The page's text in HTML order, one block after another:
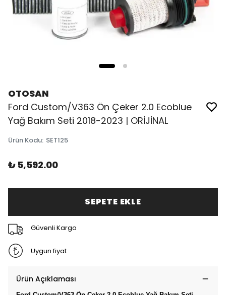
OTOSAN
Ford Custom/V363 Ön Çeker 2.0 Ecoblue
Yağ Bakım Seti 2018-2023 | ORİJİNAL
Ürün Kodu: SET125
₺ 5,592.00
SEPETE EKLE
Güvenli Kargo
Uygun fiyat
Ürün Açıklaması